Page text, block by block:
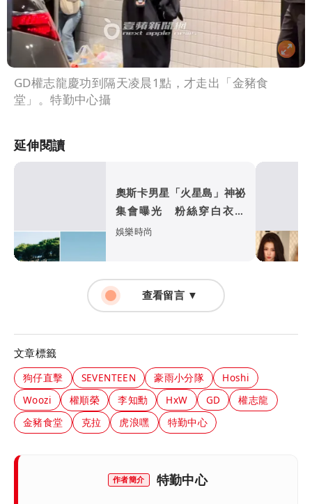
GD權志龍慶功到隔天凌晨1點，才走出「金豬食
堂」。特勤中心攝
延伸閱讀
奧斯卡男星「火星島」神祕
集會曝光 粉絲穿白衣朝
拜、邪教疑雲再起
娛樂時尚
查看留言 ▼
文章標籤
狗仔直擊 SEVENTEEN 豪雨小分隊
Hoshi
Woozi
權順榮 李知勳 HxW GD
權志龍
金豬食堂
克拉 虎浪嘿 特勤中心
作者簡介 特勤中心